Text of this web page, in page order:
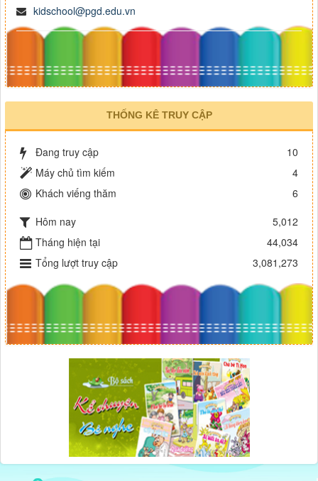
kidschool@pgd.edu.vn
THỐNG KÊ TRUY CẬP
Đang truy cập
10
Máy chủ tìm kiếm
4
Khách viếng thăm
6
Hôm nay
5,012
Tháng hiện tại
44,034
Tổng lượt truy cập
3,081,273